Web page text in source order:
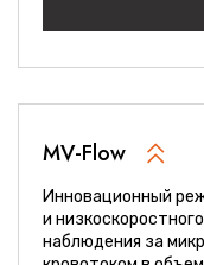
MV-Flow
Инновационный
и
наблюдения за